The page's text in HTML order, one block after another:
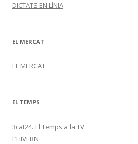
DICTATS EN LÍNIA
EL MERCAT
EL MERCAT
EL TEMPS
3cat24. El Temps a la TV.
L’HIVERN